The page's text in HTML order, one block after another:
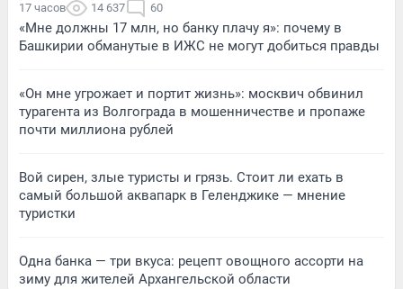
17 часов 14 637 60
«Мне должны 17 млн, но банку плачу я»: почему в
Башкирии обманутые в ИЖС не могут добиться правды
«Он мне угрожает и портит жизнь»: москвич обвинил
турагента из Волгограда в мошенничестве и пропаже
почти миллиона рублей
Вой сирен, злые туристы и грязь. Стоит ли ехать в
самый большой аквапарк в Геленджике — мнение
туристки
Одна банка — три вкуса: рецепт овощного ассорти на
зиму для жителей Архангельской области